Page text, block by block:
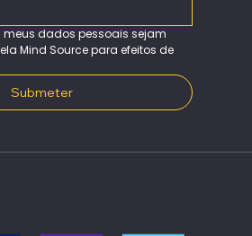
meus dados pessoais sejam
Mind Source para efeitos de
Submeter